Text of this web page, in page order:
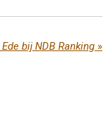
bij NDB Ranking »